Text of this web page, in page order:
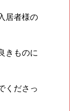
居者様の
きものに
くださっ